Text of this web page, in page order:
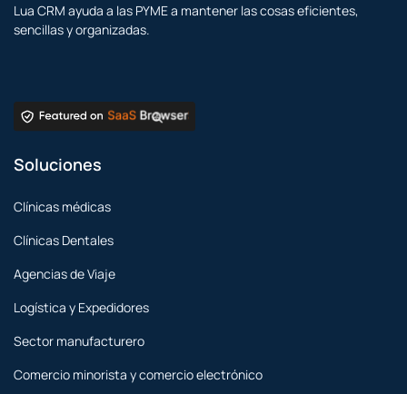
Lua CRM ayuda a las PYME a mantener las cosas eficientes,
sencillas y organizadas.
Soluciones
Clínicas médicas
Clínicas Dentales
Agencias de Viaje
Logística y Expedidores
Sector manufacturero
Comercio minorista y comercio electrónico